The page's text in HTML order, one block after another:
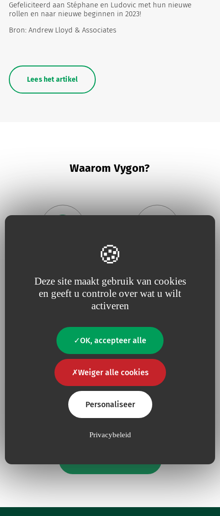
Deze site maakt gebruik van cookies
en geeft u controle over wat u wilt
activeren
OK, accepteer alle
Weiger alle cookies
Personaliseer
Privacybeleid
Gefeliciteerd aan Stéphane en Ludovic met hun nieuwe
rollen en naar nieuwe beginnen in 2023!
Bron: Andrew Lloyd & Associates
Lees het artikel
Waarom Vygon?
Omdat wij geloven in nauwe
klanten, responsief zijn en
voortdurend afgestemdzijn
Omdat
kwaliteitvoor ons
een Must is
Omdat we onze inspanningen
voor debescherming
milieu
vergroten.